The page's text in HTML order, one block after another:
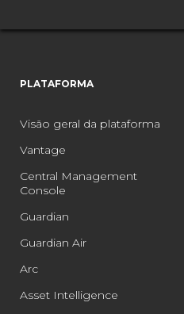
PLATAFORMA
Visão geral da plataforma
Vantage
Central Management
Console
Guardian
Guardian Air
Arc
Asset Intelligence